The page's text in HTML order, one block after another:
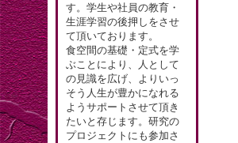
す。学生や社員の教育・
生涯学習の後押しをさせ
て頂いております。
食空間の基礎・定式を学
ぶことにより、人として
の見識を広げ、よりいっ
そう人生が豊かになれる
ようサポートさせて頂き
たいと存じます。研究の
プロジェクトにも参加さ